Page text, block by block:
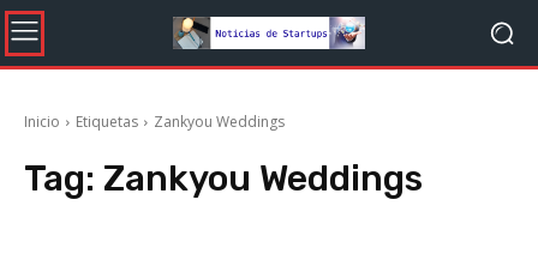
Inicio Etiquetas Zankyou Weddings
Tag: Zankyou Weddings